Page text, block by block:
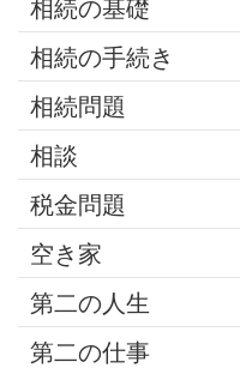
相続の基礎
相続の手続き
相続問題
相談
税金問題
空き家
第二の人生
第二の仕事